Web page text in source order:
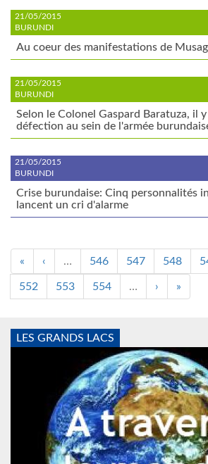
21/05/2015
BURUNDI
Au coeur des manifestations de
21/05/2015
BURUNDI
Selon le Colonel Gaspard Baratuza, il
défection au sein de l'armée
21/05/2015
BURUNDI
Crise burundaise: Cinq personnalités
lancent un cri d'alarme
« ‹ … 546 547 548
552 553 554 … › »
LES GRANDS LACS
Monde2.jpg